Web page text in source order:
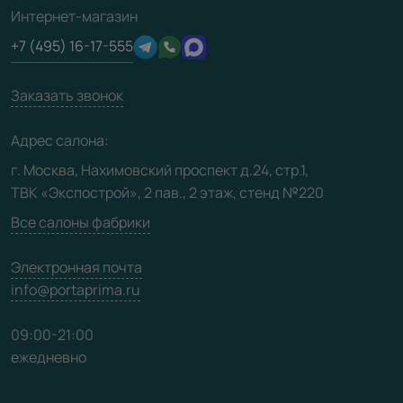
Отзывы клиентов
Техническая информация
Юридическая информация
3D-модели
Сертификаты
Производство
Вакансии
Видео
Карта сайта
Интернет-магазин
+7 (495) 16-17-555
Заказать звонок
Адрес салона:
г. Москва, Нахимовский проспект д.24, стр.1,
ТВК «Экспострой», 2 пав., 2 этаж, стенд №220
Все салоны фабрики
Электронная почта
info@portaprima.ru
09:00-21:00
ежедневно